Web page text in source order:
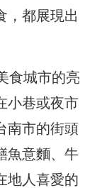
，都展現出
食城市的亮
小巷或夜市
南市的街頭
魚意麵、牛
地人喜愛的